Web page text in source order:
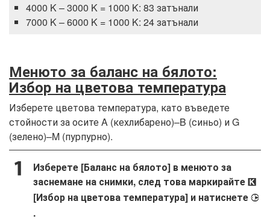
4000 K – 3000 K = 1000 K: 83 затънали
7000 K – 6000 K = 1000 K: 24 затънали
Менюто за баланс на бялото:
Избор на цветова температура
Изберете цветова температура, като въведете
стойности за осите A (кехлибарено)–B (синьо) и G
(зелено)–M (пурпурно).
Изберете [Баланс на бялото] в менюто за
заснемане на снимки, след това маркирайте K
[Избор на цветова температура] и натиснете 2
.